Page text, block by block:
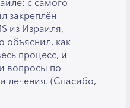
закреплён
из Израиля,
объяснил, как
процесс, и
вопросы по
лечения. (Спасибо,